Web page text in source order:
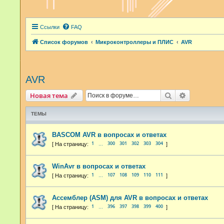
Ссылки FAQ
Список форумов Микроконтроллеры и ПЛИС AVR
AVR
Новая тема Поиск
ТЕМЫ
BASCOM AVR в вопросах и ответах
1 300 301 302 303 304
WinAvr в вопросах и ответах
1 107 108 109 110 111
Ассемблер (ASM) для AVR в вопросах и ответах
1 396 397 398 399 400